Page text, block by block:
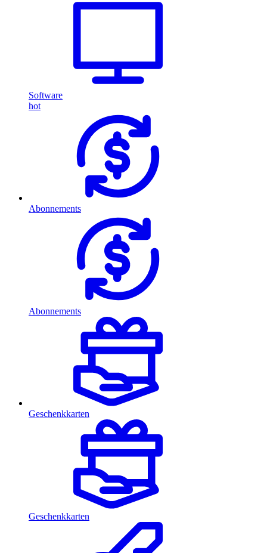
Software
hot
Abonnements
Abonnements
Geschenkkarten
Geschenkkarten